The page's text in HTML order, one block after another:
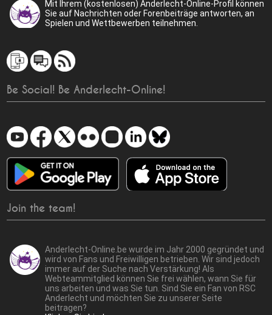
Mit Ihrem (kostenlosen) Anderlecht-Online-Profil können
Sie auf Nachrichten oder Forenbeiträge antworten, an
Spielen und Wettbewerben teilnehmen.
Be Social! Be Anderlecht-Online!
Join the team!
Anderlecht-Online.be wurde im Jahr 2000 gegründet und
wird von Fans und Freiwilligen betrieben. Wir sind jedoch
immer auf der Suche nach Verstärkung! Als
Webteammitglied können Sie frei wählen, wann Sie für
uns arbeiten und was Sie tun. Sind Sie ein Fan von RSC
Anderlecht und möchten Sie zu unserer Seite
beitragen?